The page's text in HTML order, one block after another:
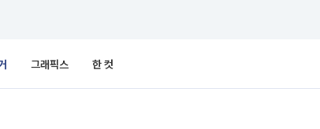
그래픽스 한 컷